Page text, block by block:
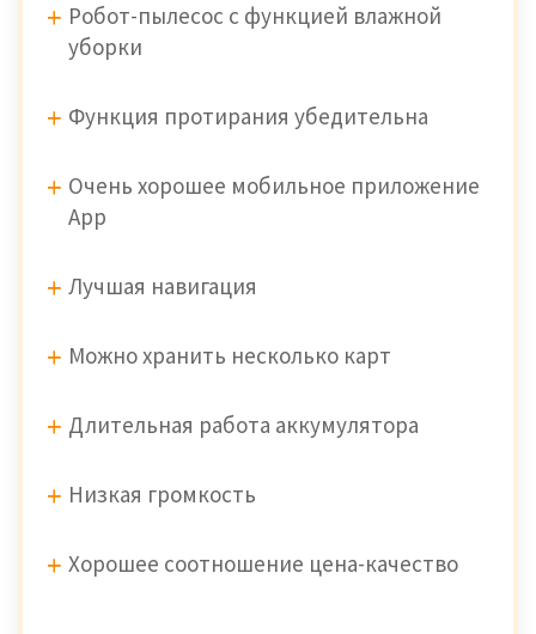
Робот-пылесос с функцией влажной
уборки
Функция протирания убедительна
Очень хорошее мобильное приложение
Арр
Лучшая навигация
Можно хранить несколько карт
Длительная работа аккумулятора
Низкая громкость
Хорошее соотношение цена-качество